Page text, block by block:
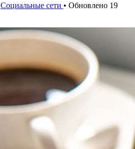
Социальные сети • Обновлено 19